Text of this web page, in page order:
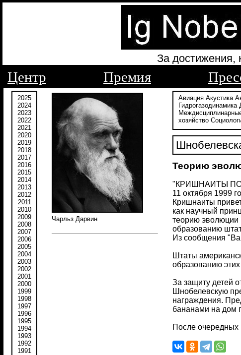
За достижения,
Центр Премия
2025
2024
2023
2022
2021
2020
2019
2018
2017
2016
2015
2014
2013
2012
2011
2010
2009
2008
2007
2006
2005
2004
2003
2002
2001
2000
1999
1998
1997
1996
1995
1994
1993
1992
1991
Чарльз Дарвин
Авиация Акустика
Гидрогазодинамика
хозяйство
Теорию
"КРИШНАИТЫ
11 октября 1999
Кришнаиты
как научный
теорию эволюции
образованию
Из сообщения
Штаты
образованию
За защиту детей
Шнобелевскую
награждения.
бананами на дом
После очередных